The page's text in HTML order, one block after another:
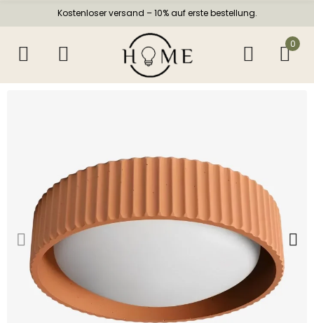
Kostenloser versand – 10% auf erste bestellung.
0